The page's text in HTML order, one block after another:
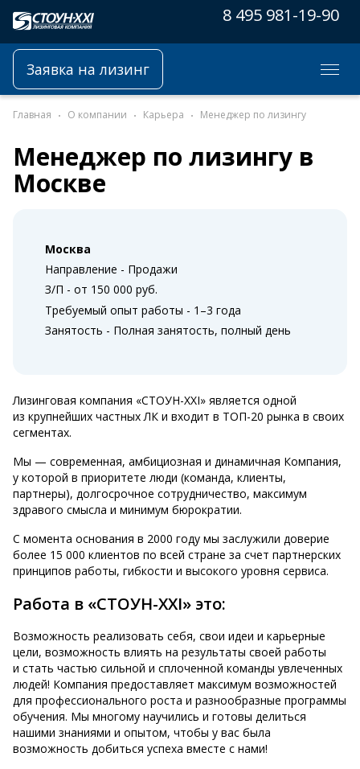
8 495 981-19-90
Заявка на лизинг
Главная О компании Карьера Менеджер по лизингу
Менеджер по лизингу в
Москве
Москва
Направление - Продажи
З/П - от 150 000 руб.
Требуемый опыт работы - 1–3 года
Занятость - Полная занятость, полный день
Лизинговая компания «СТОУН-XXI» является одной
из крупнейших частных ЛК и входит в ТОП-20 рынка в своих
сегментах.
Мы — современная, амбициозная и динамичная Компания,
у которой в приоритете люди (команда, клиенты,
партнеры), долгосрочное сотрудничество, максимум
здравого смысла и минимум бюрократии.
С момента основания в 2000 году мы заслужили доверие
более 15 000 клиентов по всей стране за счет партнерских
принципов работы, гибкости и высокого уровня сервиса.
Работа в «СТОУН-XXI» это:
Возможность реализовать себя, свои идеи и карьерные
цели, возможность влиять на результаты своей работы
и стать частью сильной и сплоченной команды увлеченных
людей! Компания предоставляет максимум возможностей
для профессионального роста и разнообразные программы
обучения. Мы многому научились и готовы делиться
нашими знаниями и опытом, чтобы у вас была
возможность добиться успеха вместе с нами!